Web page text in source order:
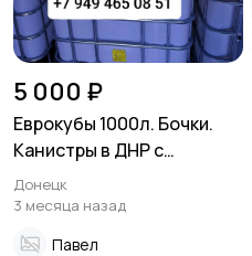
5 000 ₽
Еврокубы 1000л. Бочки.
Канистры в ДНР с
доставкой по низким
ценам
Донецк
3 месяца назад
Павел